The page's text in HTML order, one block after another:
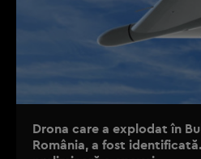
Drona care a explodat în
România, a fost